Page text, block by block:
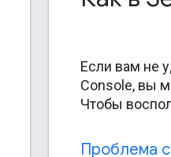
Если вам не
Console, вы
Чтобы
Проблема с